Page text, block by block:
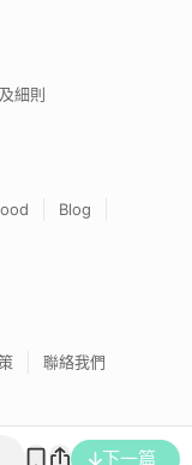
下一篇
細則
Blog
聯絡我們